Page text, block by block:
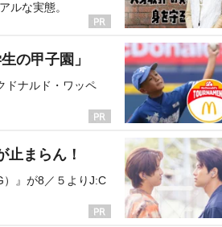
ルな実態。
の甲子園」
ドナルド・ワッペ
止まらん！
』が8／５よりJ:C